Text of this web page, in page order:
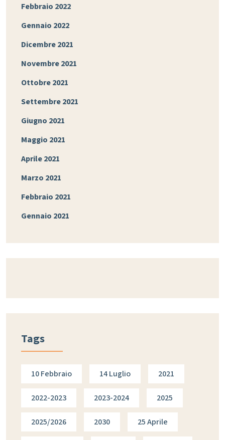
Febbraio 2022
Gennaio 2022
Dicembre 2021
Novembre 2021
Ottobre 2021
Settembre 2021
Giugno 2021
Maggio 2021
Aprile 2021
Marzo 2021
Febbraio 2021
Gennaio 2021
Tags
10 Febbraio 14 Luglio 2021
2022-2023 2023-2024 2025
2025/2026 2030 25 Aprile